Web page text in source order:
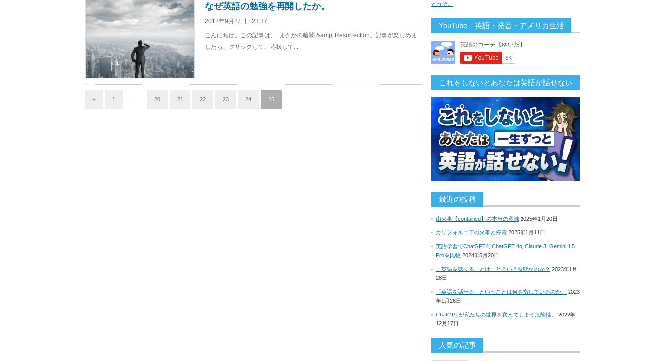
なぜ英語の勉強を再開したか。
2012年9月27日
23:37
こんにちは。この記事は、 まさかの暗闇 &amp; Resurrection。記事が楽しめま
したら、クリックして、応援して...
« 1 20 21 22 23 24 25
どうぞ。
YouTube – 英語・発音・アメリカ生活
これをしないとあなたは英語が話せない
最近の投稿
山火事【contained】の本当の意味 2025年1月20日
カリフォルニアの火事と停電 2025年1月11日
英語学習でChatGPT4, ChatGPT 4o, Claude 3, Gemini 1.5
Proを比較 2024年5月20日
「英語を話せる」とは、どういう状態なのか？ 2023年1月
28日
「英語を話せる」ということは何を指しているのか。
2023
年1月26日
ChatGPTが私たちの世界を変えてしまう危険性。
2022年
12月17日
人気の記事